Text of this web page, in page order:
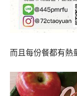
而且每份餐都有熱